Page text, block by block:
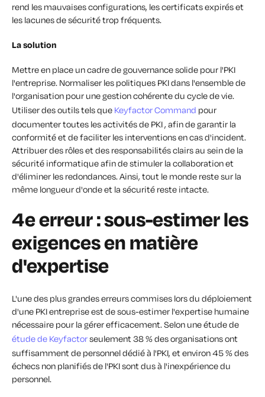
rend les mauvaises configurations, les certificats expirés et
les lacunes de sécurité trop fréquents.
La solution
Mettre en place un cadre de gouvernance solide pour l'PKI
l'entreprise. Normaliser les politiques PKI dans l'ensemble de
l'organisation pour une gestion cohérente du cycle de vie.
Utiliser des outils tels que Keyfactor Command pour
documenter toutes les activités de PKI , afin de garantir la
conformité et de faciliter les interventions en cas d'incident.
Attribuer des rôles et des responsabilités clairs au sein de la
sécurité informatique afin de stimuler la collaboration et
d'éliminer les redondances. Ainsi, tout le monde reste sur la
même longueur d'onde et la sécurité reste intacte.
4e erreur : sous-estimer les
exigences en matière
d'expertise
L'une des plus grandes erreurs commises lors du déploiement
d'une PKI entreprise est de sous-estimer l'expertise humaine
nécessaire pour la gérer efficacement. Selon une étude de
étude de Keyfactorseulement 38 % des organisations ont
suffisamment de personnel dédié à l'PKI, et environ 45 % des
échecs non planifiés de l'PKI sont dus à l'inexpérience du
personnel.